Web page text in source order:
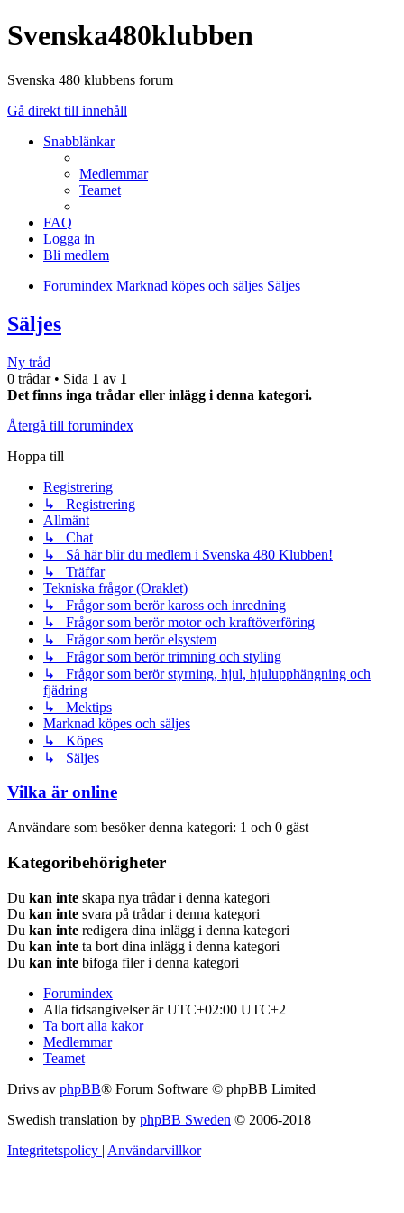
Svenska480klubben
Svenska 480 klubbens forum
Gå direkt till innehåll
Snabblänkar
Medlemmar
Teamet
FAQ
Logga in
Bli medlem
Forumindex Marknad köpes och säljes Säljes
Säljes
Ny tråd
0 trådar • Sida 1 av 1
Det finns inga trådar eller inlägg i denna kategori.
Återgå till forumindex
Hoppa till
Registrering
↳ Registrering
Allmänt
↳ Chat
↳ Så här blir du medlem i Svenska 480 Klubben!
↳ Träffar
Tekniska frågor (Oraklet)
↳ Frågor som berör kaross och inredning
↳ Frågor som berör motor och kraftöverföring
↳ Frågor som berör elsystem
↳ Frågor som berör trimning och styling
↳ Frågor som berör styrning, hjul, hjulupphängning och
fjädring
↳ Mektips
Marknad köpes och säljes
↳ Köpes
↳ Säljes
Vilka är online
Användare som besöker denna kategori: 1 och 0 gäst
Kategoribehörigheter
Du kan inte skapa nya trådar i denna kategori
Du kan inte svara på trådar i denna kategori
Du kan inte redigera dina inlägg i denna kategori
Du kan inte ta bort dina inlägg i denna kategori
Du kan inte bifoga filer i denna kategori
Forumindex
Alla tidsangivelser är UTC+02:00 UTC+2
Ta bort alla kakor
Medlemmar
Teamet
Drivs av phpBB® Forum Software © phpBB Limited
Swedish translation by phpBB Sweden © 2006-2018
Integritetspolicy | Användarvillkor